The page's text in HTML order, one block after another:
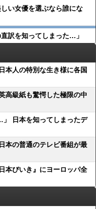
い女優を選ぶなら誰にな
訳を知ってしまった…」
本人の特別な生き様に各国
高級紙も驚愕した極限の中
日本を知ってしまったデ
本の普通のテレビ番組が最
本びいき』にヨーロッパ全